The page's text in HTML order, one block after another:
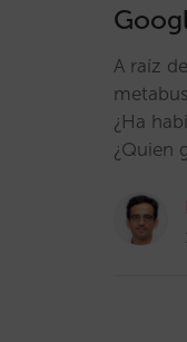
A raíz
¿Ha
¿Quien